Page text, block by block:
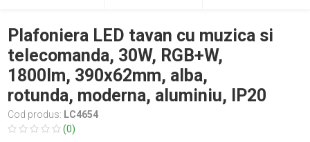
Plafoniera LED tavan cu muzica si
telecomanda, 30W, RGB+W,
1800lm, 390x62mm, alba,
rotunda, moderna, aluminiu, IP20
Cod produs: LC4654
(0)